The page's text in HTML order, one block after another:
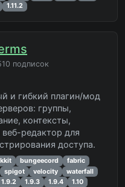
1.11.2
подписок
и гибкий плагин/мод
группы,
контексты,
редактор для
доступа.
bungeecord
fabric
spigot velocity
waterfall
1.9.2 1.9.3 1.9.4
1.10